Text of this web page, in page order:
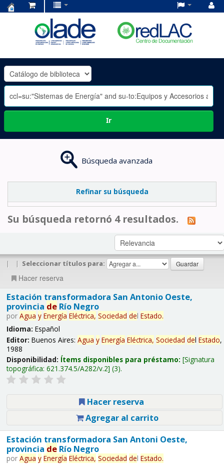
OLADE
-
Ir
Búsqueda avanzada
Refinar su búsqueda
Su búsqueda retornó 4 resultados.
| | Seleccionar títulos para:
Hacer reserva
Estación transformadora San Antonio Oeste,
provincia deRío Negro
por Agua y Energía Eléctrica, Sociedad del Estado.
Idioma: Español
Editor: Buenos Aires: Agua y Energía Eléctrica, Sociedad del Estado,
1988
Disponibilidad: Ítems disponibles para préstamo: Signatura
topográfica: 621.374.5/A282/v.2 (3).
Hacer reserva
Agregar al carrito
Estación transformadora San Antoni Oeste,
provincia deRío Negro
por Agua y Energía Eléctrica, Sociedad del Estado.